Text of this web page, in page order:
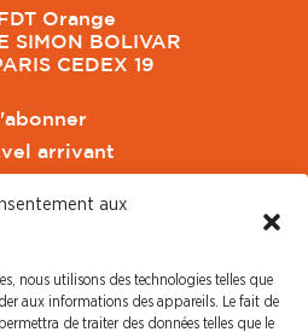
aux
nous utilisons des technologies telles que
aux informations des appareils. Le fait de
de traiter des données telles que le
Orange
SIMON BOLIVAR
CEDEX 19
arrivant
Cadres
Retraités